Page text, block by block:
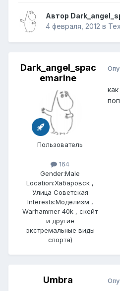
Автор
4 февраля, 2012 в
Dark_angel_spac
emarine
Пользователь
164
Gender:Male
Location:Хабаровск ,
Улица Советская
Interests:Моделизм ,
Warhammer 40k , скейт
и другие
экстремальные виды
спорта)
Umbra